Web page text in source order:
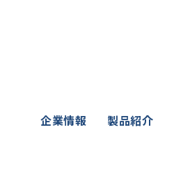
企業情報 製品紹介